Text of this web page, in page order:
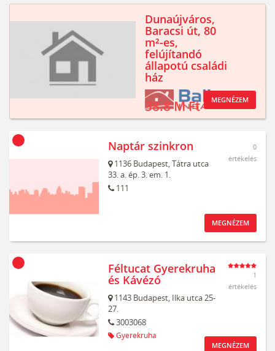
Dunaújváros,
Baracsi út, 80
m²-es,
felújítandó
állapotú családi
ház
38.8 M Ft MEGNÉZEM
Naptár szinkron
1136 Budapest,Tátra utca
33. a. ép. 3. em. 1.
111
0
értékelés
MEGNÉZEM
Féltucat Gyerekruha
és Kávézó
1143 Budapest, Ilka utca 25-
27.
3003068
Gyerekruha
1
értékelés
MEGNÉZEM